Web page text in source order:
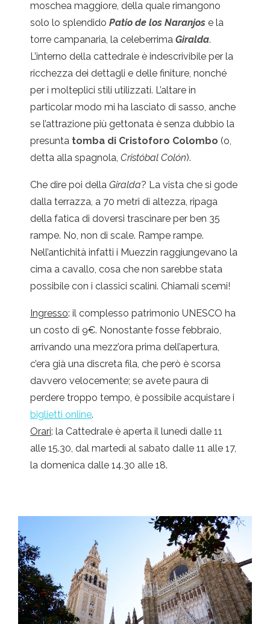
moschea maggiore, della quale rimangono
solo lo splendido Patio de los Naranjos e la
torre campanaria, la celeberrima Giralda.
L’interno della cattedrale è indescrivibile per la
ricchezza dei dettagli e delle finiture, nonché
per i molteplici stili utilizzati. L’altare in
particolar modo mi ha lasciato di sasso, anche
se l’attrazione più gettonata è senza dubbio la
presunta tomba di Cristoforo Colombo (o,
detta alla spagnola, Cristóbal Colón).
Che dire poi della Giralda? La vista che si gode
dalla terrazza, a 70 metri di altezza, ripaga
della fatica di doversi trascinare per ben 35
rampe. No, non di scale. Rampe rampe.
Nell’antichità infatti i Muezzin raggiungevano la
cima a cavallo, cosa che non sarebbe stata
possibile con i classici scalini. Chiamali scemi!
Ingresso: il complesso patrimonio UNESCO ha
un costo di 9€. Nonostante fosse febbraio,
arrivando una mezz’ora prima dell’apertura,
c’era già una discreta fila, che però è scorsa
davvero velocemente; se avete paura di
perdere troppo tempo, è possibile acquistare i
biglietti online.
Orari: la Cattedrale è aperta il lunedì dalle 11
alle 15.30, dal martedì al sabato dalle 11 alle 17,
la domenica dalle 14.30 alle 18.